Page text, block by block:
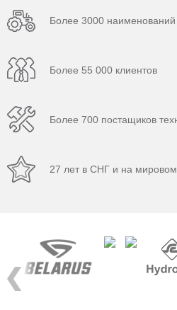
Более 3000 наименований
Более 55 000 клиентов
Более 700 постащиков
27 лет в СНГ и на
Previous